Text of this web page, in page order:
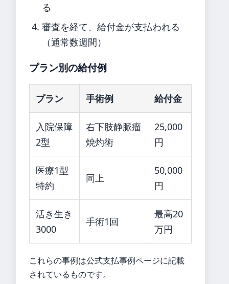
る
審査を経て、給付金が支払われる
（通常数週間）
プラン別の給付例
プラン 手術例 給付金
入院保障
2型
右下肢静脈瘤
焼灼術
25,000
円
医療1型
特約
同上
50,000
円
活き生き
3000
手術1回
最高20
万円
これらの事例は公式支払事例ページに記載
されているものです。